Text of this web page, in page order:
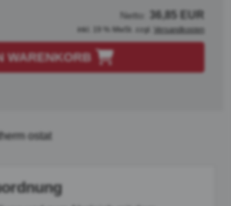
Netto: 36,85 EUR
inkl. 19 % MwSt. zzgl. Versandkosten
WARENKORB
ostat